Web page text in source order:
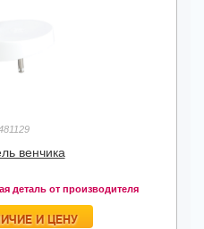
венчика
деталь от производителя
И ЦЕНУ